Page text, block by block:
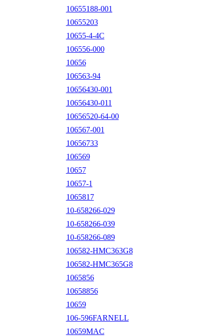
10655188-001
10655203
10655-4-4C
106556-000
10656
106563-94
10656430-001
10656430-011
10656520-64-00
106567-001
10656733
106569
10657
10657-1
1065817
10-658266-029
10-658266-039
10-658266-089
106582-HMC363G8
106582-HMC365G8
1065856
10658856
10659
106-596FARNELL
10659MAC